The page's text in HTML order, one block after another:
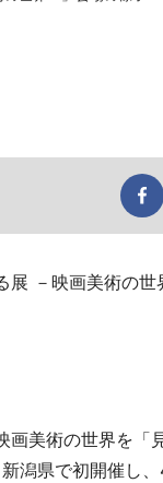
－映画美術の
美術の世界を「
潟県で初開催し